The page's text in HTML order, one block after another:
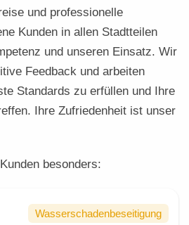
und professionelle
Kunden in allen Stadtteilen
und unseren Einsatz. Wir
Feedback und arbeiten
Standards zu erfüllen und Ihre
Ihre Zufriedenheit ist unser
besonders:
Wasserschadenbeseitigung